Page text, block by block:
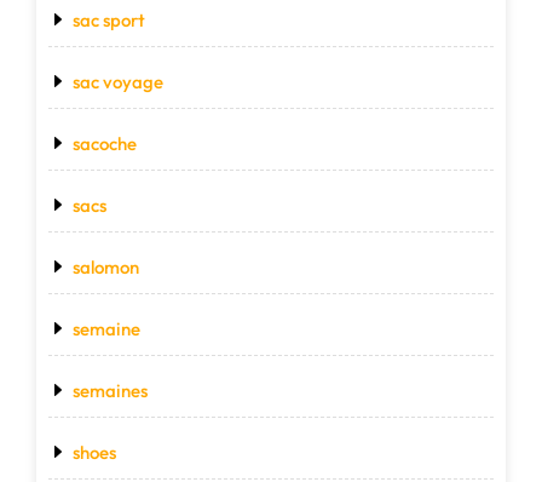
sac sport
sac voyage
sacoche
sacs
salomon
semaine
semaines
shoes